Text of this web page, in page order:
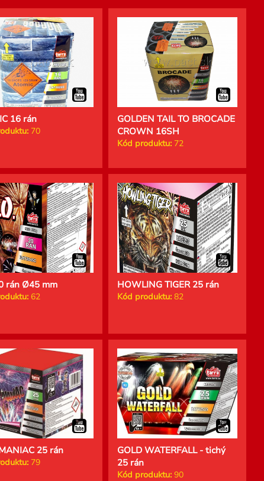
16 rán
70
GOLDEN TAIL TO BROCADE
CROWN 16SH
Kód produktu: 72
rán Ø45 mm
62
HOWLING TIGER 25 rán
Kód produktu: 82
25 rán
79
GOLD WATERFALL - tichý
25 rán
Kód produktu: 90